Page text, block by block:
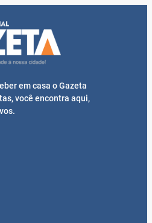
em casa o Gazeta
você encontra aqui,